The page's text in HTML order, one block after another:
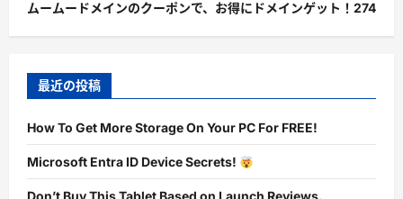
ムームードメインのクーポンで、お得にドメインゲット！ 274
最近の投稿
How To Get More Storage On Your PC For FREE!
Microsoft Entra ID Device Secrets!